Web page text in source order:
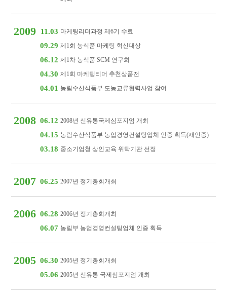
2009 11.03 마케팅리더과정 제6기 수료
09.29 제1회 농식품 마케팅 혁신대상
06.12 제1차 농식품 SCM 연구회
04.30 제1회 마케팅리더 추천상품전
04.01 농림수산식품부 도농교류협력사업 참여
2008 06.12 2008년 신유통국제심포지엄 개최
04.15 농림수산식품부 농업경영컨설팅업체 인증 획득(재인증)
03.18 중소기업청 상인교육 위탁기관 선정
2007 06.25 2007년 정기총회개최
2006 06.28 2006년 정기총회개최
06.07 농림부 농업경영컨설팅업체 인증 획득
2005 06.30 2005년 정기총회개최
05.06 2005년 신유통 국제심포지엄 개최